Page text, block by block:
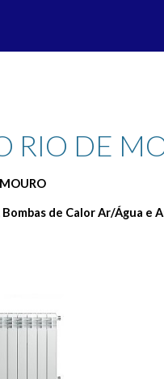
RIO DE
de Calor Ar/Água e